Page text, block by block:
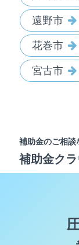
遠野市
花巻市
宮古市
補助金のご相談
補助金ク